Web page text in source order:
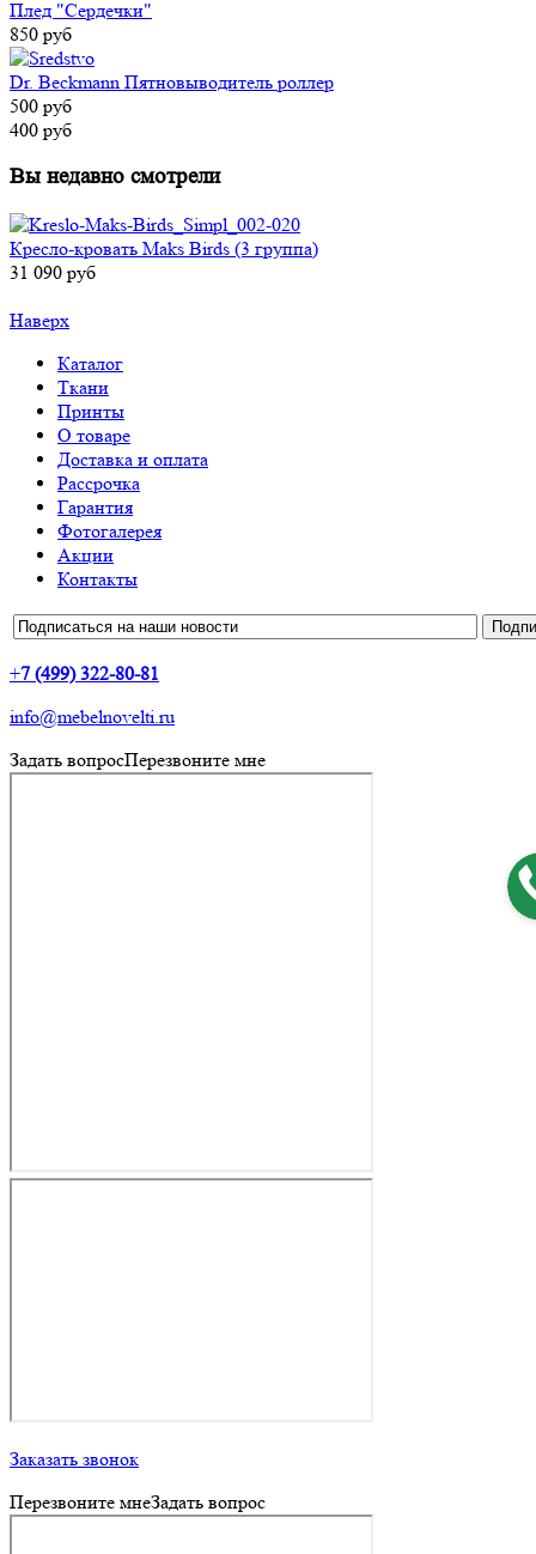
Плед "Сердечки"
850 руб
Dr. Beckmann Пятновыводитель роллер
500 руб
400 руб
Вы недавно смотрели
Кресло-кровать Maks Birds (3 группа)
31 090 руб
Наверх
Каталог
Ткани
Принты
О товаре
Доставка и оплата
Рассрочка
Гарантия
Фотогалерея
Акции
Контакты
+7 (499) 322-80-81
info@mebelnovelti.ru
Задать вопросПерезвоните мне
Заказать звонок
Перезвоните мнеЗадать вопрос